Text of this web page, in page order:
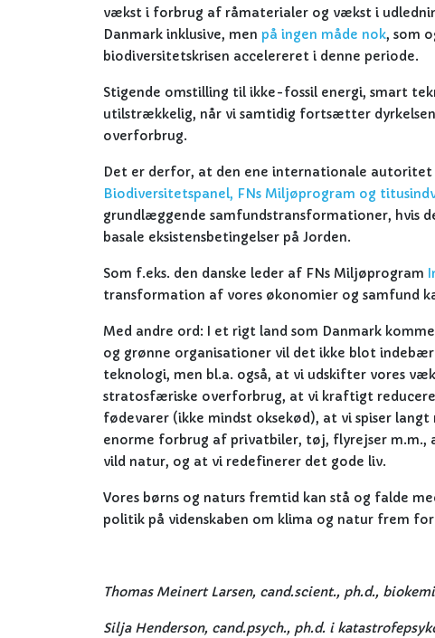
vækst i forbrug af råmaterialer og vækst i
Danmark inklusive, men på ingen måde nok, som
biodiversitetskrisen accelereret i denne periode.
Stigende omstilling til ikke-fossil energi, smart
utilstrækkelig, når vi samtidig fortsætter
overforbrug.
Det er derfor, at den ene internationale
Biodiversitetspanel, FNs Miljøprogram og
grundlæggende samfundstransformationer, hvis
basale eksistensbetingelser på Jorden.
Som f.eks. den danske leder af FNs Miljøprogram
transformation af vores økonomier og samfund
Med andre ord: I et rigt land som Danmark
og grønne organisationer vil det ikke blot
teknologi, men bl.a. også, at vi udskifter vores
stratosfæriske overforbrug, at vi kraftigt
fødevarer (ikke mindst oksekød), at vi spiser
enorme forbrug af privatbiler, tøj, flyrejser
vild natur, og at vi redefinerer det gode liv.
Vores børns og naturs fremtid kan stå og falde
politik på videnskaben om klima og natur frem
Thomas Meinert Larsen, cand.scient., ph.d.,
Silja Henderson, cand.psych., ph.d. i